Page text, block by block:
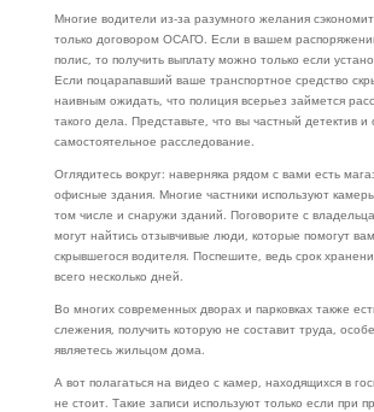
Многие водители из-за разумного желания
только договором ОСАГО. Если в вашем
полис, то получить выплату можно только если
Если поцарапавший ваше транспортное средство
наивным ожидать, что полиция всерьез займется
такого дела. Представьте, что вы частный детектив и
самостоятельное расследование.
Оглядитесь вокруг: наверняка рядом с вами есть
офисные здания. Многие частники используют
том числе и снаружи зданий. Поговорите с
могут найтись отзывчивые люди, которые помогут
скрывшегося водителя. Поспешите, ведь срок
всего несколько дней.
Во многих современных дворах и парковках также
слежения, получить которую не составит труда,
являетесь жильцом дома.
А вот полагаться на видео с камер, находящихся в
не стоит. Такие записи используют только если при